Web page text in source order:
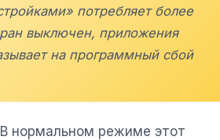
потребляет более
выключен, приложения
на программный сбой
нормальном режиме этот